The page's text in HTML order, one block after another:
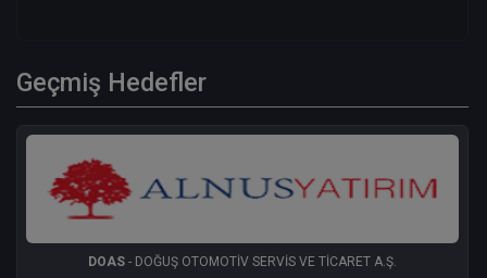
Geçmiş Hedefler
DOAS - DOĞUŞ OTOMOTİV SERVİS VE TİCARET A.Ş.